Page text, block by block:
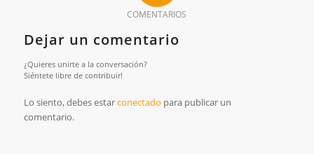
COMENTARIOS
Dejar un comentario
¿Quieres unirte a la conversación?
Siéntete libre de contribuir!
Lo siento, debes estarconectado para publicar un
comentario.